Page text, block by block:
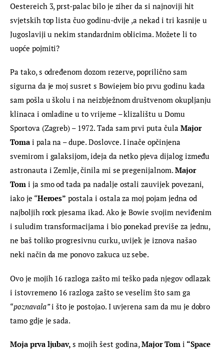
Oestereich 3, prst-palac bilo je ziher da si najnoviji hit
svjetskih top lista čuo godinu-dvije ,a nekad i tri kasnije u
Jugoslaviji u nekim standardnim oblicima. Možete li to
uopće pojmiti?
Pa tako, s određenom dozom rezerve, poprilično sam
sigurna da je moj susret s Bowiejem bio prvu godinu kada
sam pošla u školu i na neizbježnom društvenom okupljanju
klinaca i omladine u to vrijeme – klizalištu u Domu
Sportova (Zagreb) – 1972. Tada sam prvi puta čula Major
Toma i pala na – dupe. Doslovce. I inače opčinjena
svemirom i galaksijom, ideja da netko pjeva dijalog između
astronauta i Zemlje, činila mi se pregenijalnom. Major
Tom i ja smo od tada pa nadalje ostali zauvijek povezani,
iako je “Heroes” postala i ostala za moj pojam jedna od
najboljih rock pjesama ikad. Ako je Bowie svojim neviđenim
i suludim transformacijama i bio ponekad previše za jednu,
ne baš toliko progresivnu curku, uvijek je iznova našao
neki način da me ponovo zakuca uz sebe.
Ovo je mojih 16 razloga zašto mi teško pada njegov odlazak
i istovremeno 16 razloga zašto se veselim što sam ga
“poznavala” i što je postojao. I uvjerena sam da mu je dobro
tamo gdje je sada.
Moja prva ljubav, s mojih šest godina, Major Tom i “Space